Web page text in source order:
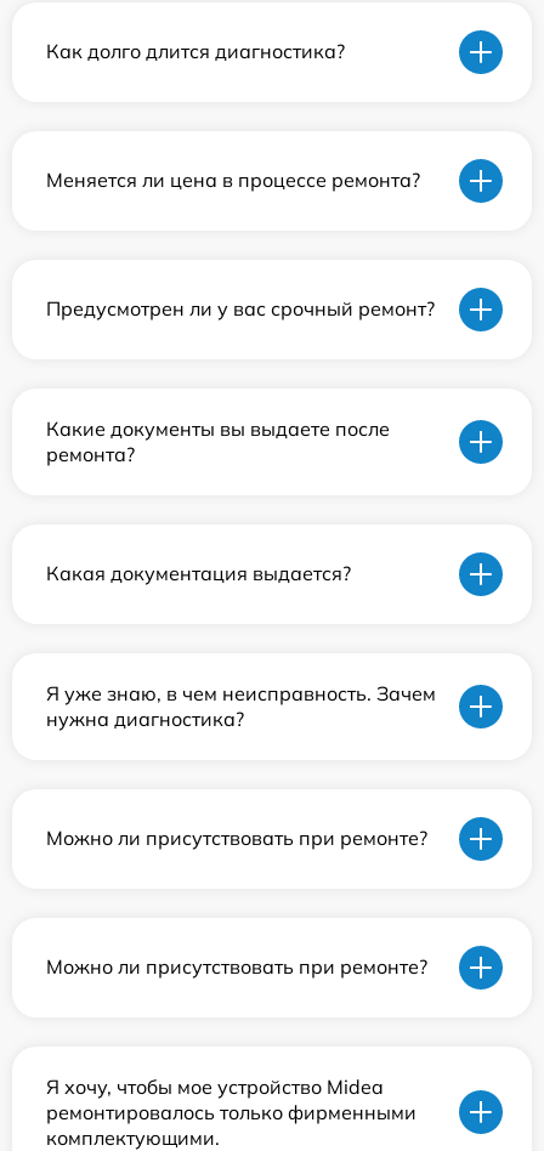
Как долго длится диагностика?
Меняется ли цена в процессе ремонта?
Предусмотрен ли у вас срочный ремонт?
Какие документы вы выдаете после
ремонта?
Какая документация выдается?
Я уже знаю, в чем неисправность. Зачем
нужна диагностика?
Можно ли присутствовать при ремонте?
Можно ли присутствовать при ремонте?
Я хочу, чтобы мое устройство Midea
ремонтировалось только фирменными
комплектующими.